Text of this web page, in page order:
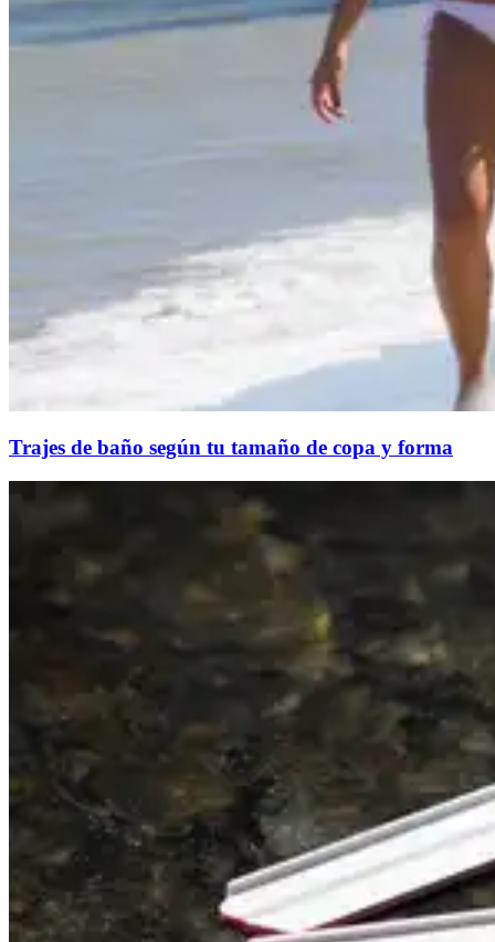
Trajes de baño según tu tamaño de copa y forma